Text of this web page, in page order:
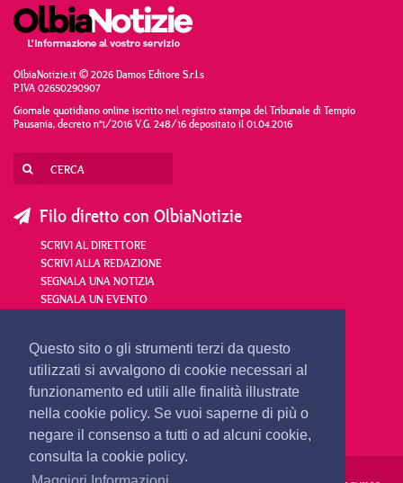
Questo sito o gli strumenti terzi da questo
utilizzati si avvalgono di cookie necessari al
funzionamento ed utili alle finalità illustrate
nella cookie policy. Se vuoi saperne di più o
negare il consenso a tutti o ad alcuni cookie,
consulta la cookie policy.
OlbiaNotizie.it © 2026 Damos Editore S.r.l.s
P.IVA 02650290907
Giornale quotidiano online iscritto nel registro stampa del Tribunale di Tempio
Pausania, decreto n°1/2016 V.G. 248/16 depositato il 01.04.2016
Filo diretto con OlbiaNotizie
SCRIVI AL DIRETTORE
SCRIVI ALLA REDAZIONE
SEGNALA UNA NOTIZIA
SEGNALA UN EVENTO
redazione@olbianotizie.it